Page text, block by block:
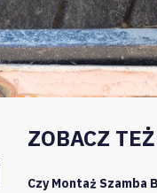
ZOBACZ
Czy Montaż Szamba